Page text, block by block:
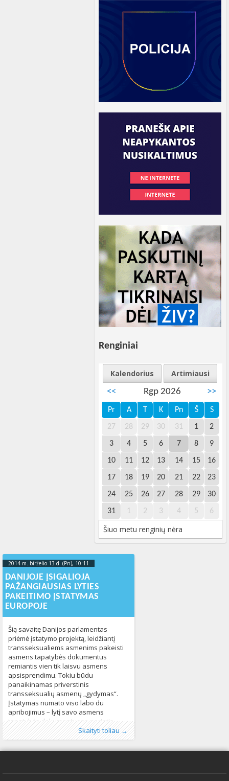
Renginiai
Kalendorius
Artimiausi
<<
Rgp 2026 >>
Pr A T K Pn Š S
27 28 29 30 31 1 2
3 4 5 6 7 8 9
10 11 12 13 14 15 16
17 18 19 20 21 22 23
24 25 26 27 28 29 30
31 1 2 3 4 5 6
Šiuo metu renginių nėra
2014 m. birželio 13 d. (Pn), 10:11
DANIJOJE ĮSIGALIOJA
PAŽANGIAUSIAS LYTIES
PAKEITIMO ĮSTATYMAS
EUROPOJE
Šią savaitę Danijos parlamentas
priėmė įstatymo projektą, leidžiantį
transseksualiems asmenims pakeisti
asmens tapatybės dokumentus
remiantis vien tik laisvu asmens
apsisprendimu. Tokiu būdu
panaikinamas priverstinis
transseksualių asmenų „gydymas“.
Įstatymas numato viso labo du
apribojimus – lytį savo asmens
tapatybės dokumentuose norintis
pakeisti asmuo turi būti sulaukęs
pilnametystės, o nuo pirminio prašymo
pateikimo dienos turi praeiti
Skaityti toliau →
Publikavo:Aliona, LGL
Kategorijos:Kultūra,LGBT pasaulyje,LGL,
Naujienos,Žmogaus teisės512
Žymos:Danija,lyties keitimas,lyties keitimo
įstatymas,teisinis lyties keitimo pripažinimas,